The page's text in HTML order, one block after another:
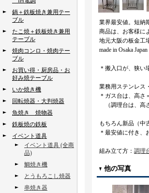
鍋＋鉄板焼き兼用テー
ブル
たこ焼＋鉄板焼き兼用
テーブル
焼肉コンロ・焼肉テー
ブル
お買い得・厨房品・お
好み焼テーブル
いか焼き機
回転焼器・大判焼器
魚焼き 焼物器
鉄板焼の鉄板
イベント道具
イベント道具 (全商
品)
鯛焼き機
とうもろこし焼器
串焼き器
業界最安値。短納
商品は、お客様に
地元大阪の板金工
made in Osaka Japan
＊搬入口が、狭い
業務用ステンレス
＊ガス台は、高さ
（調理台は、高
もちろん新品（中
＊最安値に付き、
組み立て方： 調理
他の写真